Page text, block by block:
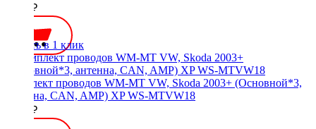
3200 ₽
Купить в 1 клик
Комплект проводов WM-MT VW, Skoda 2003+ (Основной*3,
антенна, CAN, AMP) XP WS-MTVW18
3500 ₽